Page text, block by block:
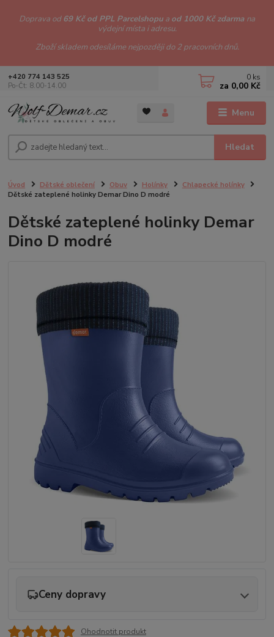
Doprava od69 Kč od PPL Parcelshopu a od 1000 Kč zdarma na
výdejní místa i adresu.
Zboží skladem odesíláme nejpozději do 2 pracovních dnů.
Menu
Hledat
+420 774 143 525
Po-Čt: 8.00-14.00
0 ks
za 0,00 Kč
Úvod Dětské oblečení Obuv Holínky
Chlapecké holínky
Dětské zateplené holinky Demar Dino D modré
Dětské zateplené holinky Demar
Dino D modré
Ceny dopravy
Ohodnotit produkt